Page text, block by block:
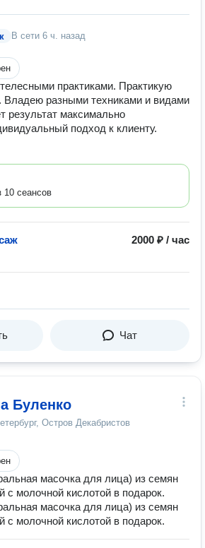
В сети 6 ч. назад
практиками. Практикую
Владею разными техниками и видами
результат максимально
подход к клиенту.
10 сеансов
2000 ₽ / час
Чат
Буленко
Остров Декабристов
масочка для лица) из семян
с молочной кислотой в подарок.
масочка для лица) из семян
с молочной кислотой в подарок.